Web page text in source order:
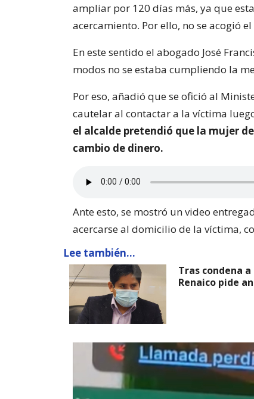
ampliar por 120 días más, ya que
acercamiento. Por ello, no se acogió
En este sentido el abogado José
modos no se estaba cumpliendo la
Por eso, añadió que se ofició al
cautelar al contactar a la víctima
el alcalde pretendió que la mujer
cambio de dinero.
Ante esto, se mostró un video
acercarse al domicilio de la víctima,
Lee también...
Tras condena
Renaico pide